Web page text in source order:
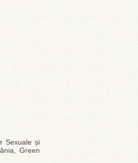
Sexuale și
Green